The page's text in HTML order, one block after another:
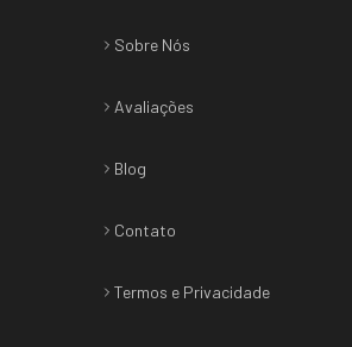
Sobre Nós
Avaliações
Blog
Contato
Termos e Privacidade